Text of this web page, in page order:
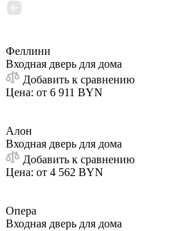
Феллини
Входная дверь для дома
Добавить к сравнению
Цена: от 6 911 BYN
Алон
Входная дверь для дома
Добавить к сравнению
Цена: от 4 562 BYN
Опера
Входная дверь для дома